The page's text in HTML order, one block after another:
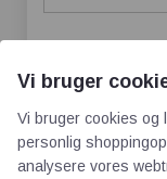
Websted
Vi bruger
Vi bruger cookies og
personlig
analysere vores